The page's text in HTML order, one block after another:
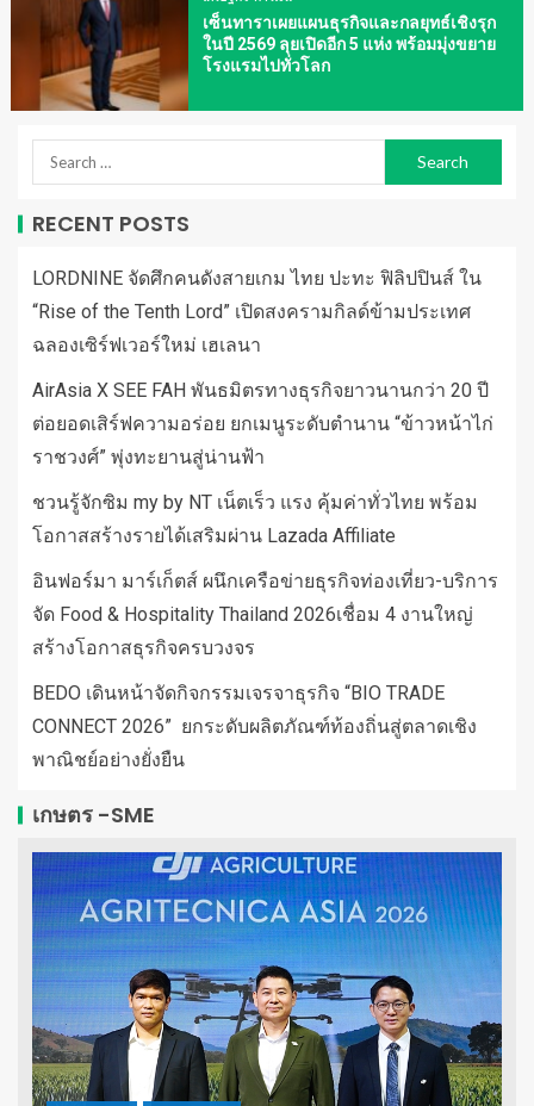
เซ็นทาราเผยแผนธุรกิจและกลยุทธ์เชิงรุก
ในปี 2569 ลุยเปิดอีก 5 แห่ง พร้อมมุ่งขยาย
โรงแรมไปทั่วโลก
RECENT POSTS
LORDNINE จัดศึกคนดังสายเกม ไทย ปะทะ ฟิลิปปินส์ ใน
“Rise of the Tenth Lord” เปิดสงครามกิลด์ข้ามประเทศ
ฉลองเซิร์ฟเวอร์ใหม่ เฮเลนา
AirAsia X SEE FAH พันธมิตรทางธุรกิจยาวนานกว่า 20 ปี
ต่อยอดเสิร์ฟความอร่อย ยกเมนูระดับตำนาน “ข้าวหน้าไก่
ราชวงศ์” พุ่งทะยานสู่น่านฟ้า
ชวนรู้จักซิม my by NT เน็ตเร็ว แรง คุ้มค่าทั่วไทย พร้อม
โอกาสสร้างรายได้เสริมผ่าน Lazada Affiliate
อินฟอร์มา มาร์เก็ตส์ ผนึกเครือข่ายธุรกิจท่องเที่ยว-บริการ
จัด Food & Hospitality Thailand 2026เชื่อม 4 งานใหญ่
สร้างโอกาสธุรกิจครบวงจร
BEDO เดินหน้าจัดกิจกรรมเจรจาธุรกิจ “BIO TRADE
CONNECT 2026” ยกระดับผลิตภัณฑ์ท้องถิ่นสู่ตลาดเชิง
พาณิชย์อย่างยั่งยืน
เกษตร -SME